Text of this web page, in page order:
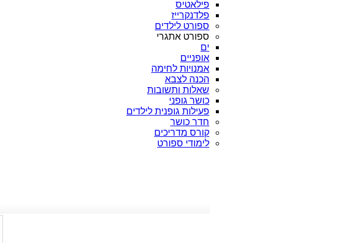
פילאטיס
פלדנקרייז
ספורט לילדים
ספורט אתגרי
ים
אופניים
אמנויות לחימה
הכנה לצבא
שאלות ותשובות
כושר גופני
פעילות גופנית לילדים
חדר כושר
קורס מדריכים
לימודי ספורט